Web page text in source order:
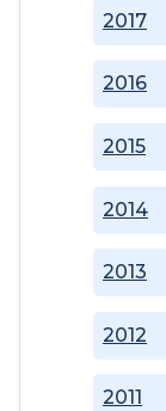
2011
2012
2013
2014
2015
2016
2017